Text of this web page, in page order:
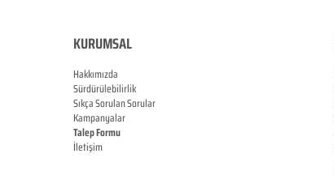
KURUMSAL
Hakkımızda
Sürdürülebilirlik
Sıkça Sorulan Sorular
Kampanyalar
Talep Formu
İletişim